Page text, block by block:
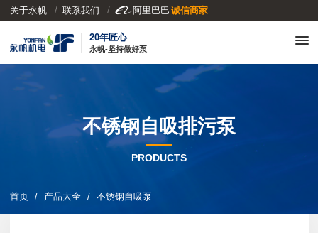
关于永帆 联系我们  阿里巴巴 诚信商家
20年匠心
永帆-坚持做好泵
首页 产品大全 不锈钢自吸泵
不锈钢自吸排污泵
PRODUCTS